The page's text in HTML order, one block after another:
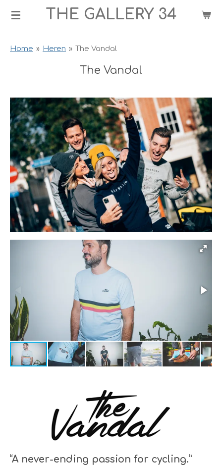
Ga
de
THE GALLERY 34
Home » Heren » The Vandal
The Vandal
“A never-ending passion for cycling.”